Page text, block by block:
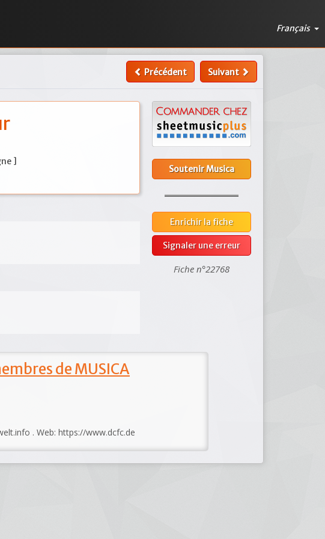
Français
Précédent Suivant
]
Soutenir Musica
Enrichir la fiche
Signaler une erreur
Fiche n°22768
de MUSICA
. Web: https://www.dcfc.de